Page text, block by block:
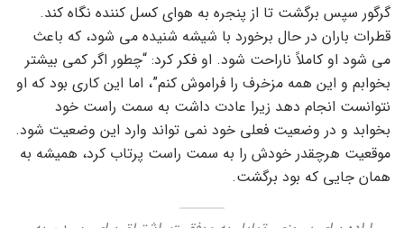
گرگور سپس برگشت تا از پنجره به هوای کسل کننده نگاه کند.
قطرات باران در حال برخورد با شیشه شنیده می شود، که باعث
می شود او کاملاً ناراحت شود. او فکر کرد: “چطور اگر کمی بیشتر
بخوابم و این همه مزخرف را فراموش کنم”، اما این کاری بود که او
نتوانست انجام دهد زیرا عادت داشت به سمت راست خود
بخوابد و در وضعیت فعلی خود نمی تواند وارد این وضعیت شود.
موقعیت هرچقدر خودش را به سمت راست پرتاب کرد، همیشه به
همان جایی که بود برگشت.